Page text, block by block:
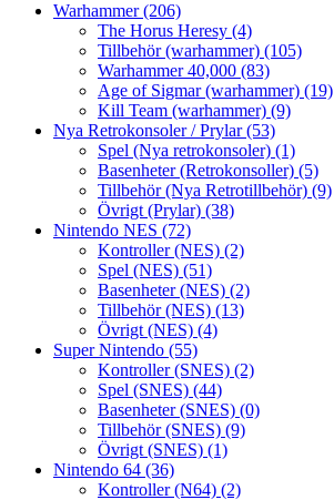
Warhammer(206)
The Horus Heresy (4)
Tillbehör (warhammer) (105)
Warhammer 40,000 (83)
Age of Sigmar (warhammer) (19)
Kill Team (warhammer) (9)
Nya Retrokonsoler / Prylar(53)
Spel (Nya retrokonsoler) (1)
Basenheter (Retrokonsoller) (5)
Tillbehör (Nya Retrotillbehör) (9)
Övrigt (Prylar) (38)
Nintendo NES (72)
Kontroller (NES) (2)
Spel (NES) (51)
Basenheter (NES) (2)
Tillbehör (NES) (13)
Övrigt (NES) (4)
Super Nintendo (55)
Kontroller (SNES) (2)
Spel (SNES) (44)
Basenheter (SNES) (0)
Tillbehör (SNES) (9)
Övrigt (SNES) (1)
Nintendo 64 (36)
Kontroller (N64) (2)